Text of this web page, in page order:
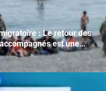
: Le retour des
est une
basée sur les Hautes
(source diplomatique)